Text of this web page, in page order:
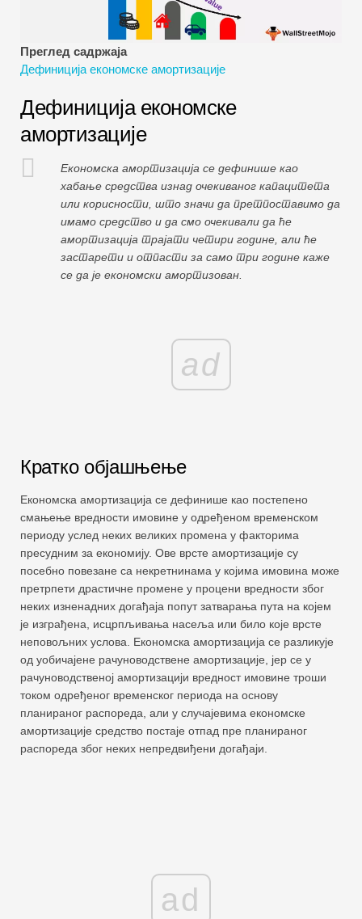
Водичи за финансијско моделирање
Пуни облик
Преглед садржаја
Дефиниција економске амортизације
Дефиниција економске
амортизације
Економска амортизација се дефинише као
хабање средства изнад очекиваног капацитета
или корисности, што значи да претпоставимо да
имамо средство и да смо очекивали да ће
амортизација трајати четири године, али ће
застарети и отпасти за само три године каже
се да је економски амортизован.
ad
Кратко објашњење
Економска амортизација се дефинише као постепено
смањење вредности имовине у одређеном временском
периоду услед неких великих промена у факторима
пресудним за економију. Ове врсте амортизације су
посебно повезане са некретнинама у којима имовина може
претрпети драстичне промене у процени вредности због
неких изненадних догађаја попут затварања пута на којем
је изграђена, исцрпљивања насеља или било које врсте
неповољних услова. Економска амортизација се разликује
од уобичајене рачуноводствене амортизације, јер се у
рачуноводственој амортизацији вредност имовине троши
током одређеног временског периода на основу
планираног распореда, али у случајевима економске
амортизације средство постаје отпад пре планираног
распореда због неких непредвиђени догађаји.
ad